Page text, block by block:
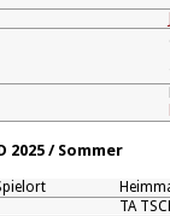
2025 / Sommer
TA